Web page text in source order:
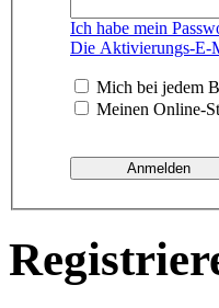
Ich habe mein
Die Aktivierungs-E-
Mich bei jedem
Meinen Online-